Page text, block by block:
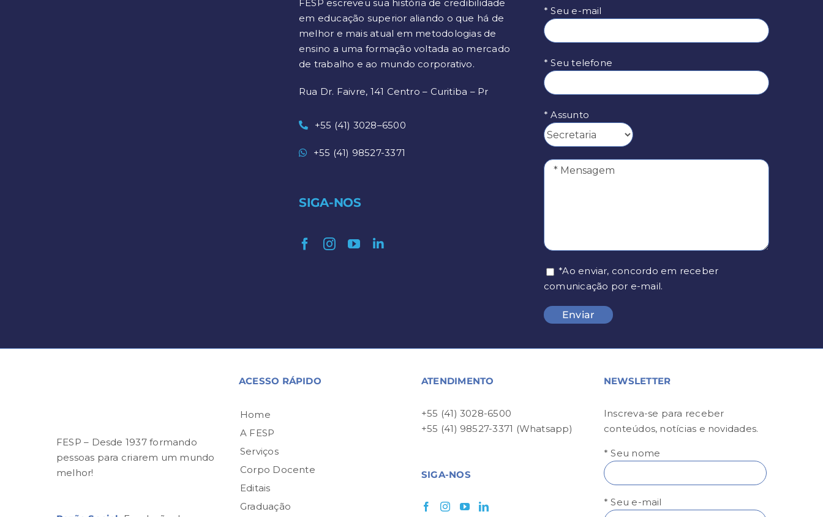
FESP escreveu sua história de credibilidade
em educação superior aliando o que há de
melhor e mais atual em metodologias de
ensino a uma formação voltada ao mercado
de trabalho e ao mundo corporativo.
Rua Dr. Faivre, 141 Centro – Curitiba – Pr
+55 (41) 3028–6500
+55 (41) 98527-3371
SIGA-NOS
* Seu e-mail
* Seu telefone
* Assunto
*Ao enviar, concordo em receber
comunicação por e-mail.
FESP – Desde 1937 formando
pessoas para criarem um mundo
melhor!
ACESSO RÁPIDO
Home
A FESP
Serviços
Corpo Docente
Editais
Graduação
ATENDIMENTO
+55 (41) 3028-6500
+55 (41) 98527-3371 (Whatsapp)
SIGA-NOS
NEWSLETTER
Inscreva-se para receber
conteúdos, notícias e novidades.
* Seu nome
* Seu e-mail